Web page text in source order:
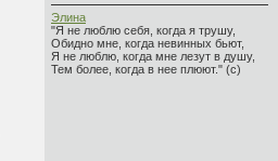
Элина
"Я не люблю себя, когда я трушу,
Обидно мне, когда невинных бьют,
Я не люблю, когда мне лезут в душу,
Тем более, когда в нее плюют." (с)